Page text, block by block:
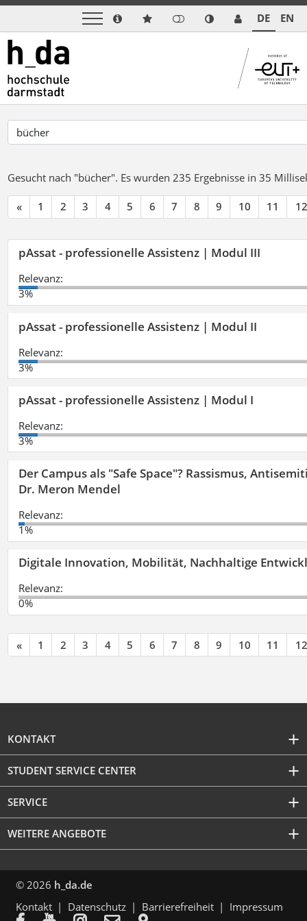
DE EN
Gesucht nach "bücher". Es wurden 235 Ergebnisse in 35
« 1 2 3 4 5 6 7 8 9 10 11 12
pAssat - professionelle Assistenz | Modul III
Relevanz:
3%
pAssat - professionelle Assistenz | Modul II
Relevanz:
3%
pAssat - professionelle Assistenz | Modul I
Relevanz:
3%
Der Campus als "Safe Space"? Rassismus,
Dr. Meron Mendel
Relevanz:
1%
Digitale Innovation, Mobilität, Nachhaltige
Relevanz:
0%
« 1 2 3 4 5 6 7 8 9 10 11 12
KONTAKT
STUDENT SERVICE CENTER
SERVICE
WEITERE ANGEBOTE
© 2026 h_da.de
Kontakt
Datenschutz Barrierefreiheit Impressum